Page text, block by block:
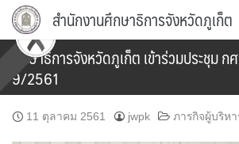
Skip
content
สำนักงานศึกษาธิการจังหวัดภูเก็ต
ศึกษาธิการจังหวัดภูเก็ต เข้าร่วมประชุม
9/2561
11 ตุลาคม 2561 jwpk ภารกิจผู้บริหา